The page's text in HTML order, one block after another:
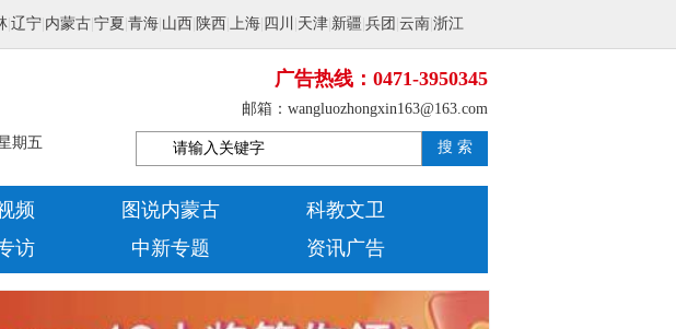
辽宁 内蒙古 宁夏 青海 山西 陕西 上海 四川 天津 新疆 兵团 云南 浙江
期五
广告热线：0471-3950345
邮箱：wangluozhongxin163@163.com
搜 索
频 图说内蒙古
科教文卫
访 中新专题 资讯广告